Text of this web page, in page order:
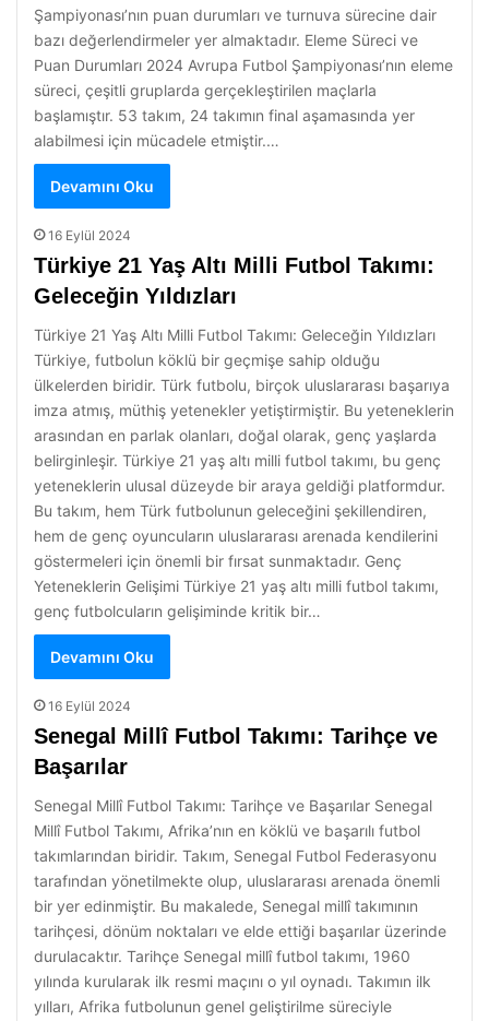
Şampiyonası’nın puan durumları ve turnuva sürecine dair
bazı değerlendirmeler yer almaktadır. Eleme Süreci ve
Puan Durumları 2024 Avrupa Futbol Şampiyonası’nın eleme
süreci, çeşitli gruplarda gerçekleştirilen maçlarla
başlamıştır. 53 takım, 24 takımın final aşamasında yer
alabilmesi için mücadele etmiştir.…
Devamını Oku
16 Eylül 2024
Türkiye 21 Yaş Altı Milli Futbol Takımı:
Geleceğin Yıldızları
Türkiye 21 Yaş Altı Milli Futbol Takımı: Geleceğin Yıldızları
Türkiye, futbolun köklü bir geçmişe sahip olduğu
ülkelerden biridir. Türk futbolu, birçok uluslararası başarıya
imza atmış, müthiş yetenekler yetiştirmiştir. Bu yeteneklerin
arasından en parlak olanları, doğal olarak, genç yaşlarda
belirginleşir. Türkiye 21 yaş altı milli futbol takımı, bu genç
yeteneklerin ulusal düzeyde bir araya geldiği platformdur.
Bu takım, hem Türk futbolunun geleceğini şekillendiren,
hem de genç oyuncuların uluslararası arenada kendilerini
göstermeleri için önemli bir fırsat sunmaktadır. Genç
Yeteneklerin Gelişimi Türkiye 21 yaş altı milli futbol takımı,
genç futbolcuların gelişiminde kritik bir…
Devamını Oku
16 Eylül 2024
Senegal Millî Futbol Takımı: Tarihçe ve
Başarılar
Senegal Millî Futbol Takımı: Tarihçe ve Başarılar Senegal
Millî Futbol Takımı, Afrika’nın en köklü ve başarılı futbol
takımlarından biridir. Takım, Senegal Futbol Federasyonu
tarafından yönetilmekte olup, uluslararası arenada önemli
bir yer edinmiştir. Bu makalede, Senegal millî takımının
tarihçesi, dönüm noktaları ve elde ettiği başarılar üzerinde
durulacaktır. Tarihçe Senegal millî futbol takımı, 1960
yılında kurularak ilk resmi maçını o yıl oynadı. Takımın ilk
yılları, Afrika futbolunun genel geliştirilme süreciyle